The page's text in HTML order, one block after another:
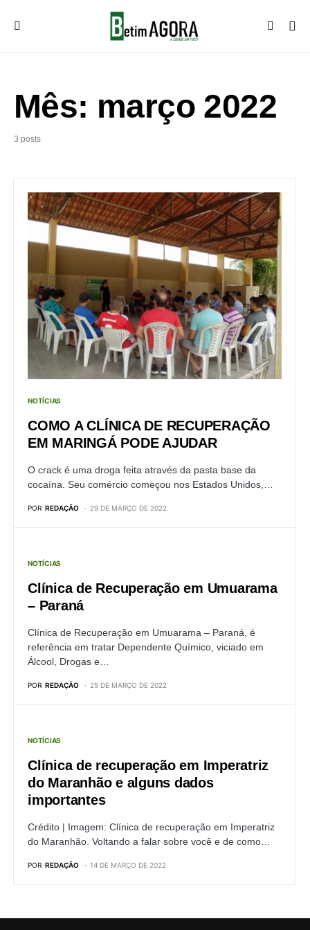
Mês: março 2022
3 posts
NOTÍCIAS
COMO A CLÍNICA DE RECUPERAÇÃO
EM MARINGÁ PODE AJUDAR
O crack é uma droga feita através da pasta base da
cocaína. Seu comércio começou nos Estados Unidos,…
POR REDAÇÃO 29 DE MARÇO DE 2022
NOTÍCIAS
Clínica de Recuperação em Umuarama
– Paraná
Clínica de Recuperação em Umuarama – Paraná, é
referência em tratar Dependente Químico, viciado em
Álcool, Drogas e…
POR REDAÇÃO 25 DE MARÇO DE 2022
NOTÍCIAS
Clínica de recuperação em Imperatriz
do Maranhão e alguns dados
importantes
Crédito | Imagem: Clínica de recuperação em Imperatriz
do Maranhão. Voltando a falar sobre você e de como…
POR REDAÇÃO 14 DE MARÇO DE 2022